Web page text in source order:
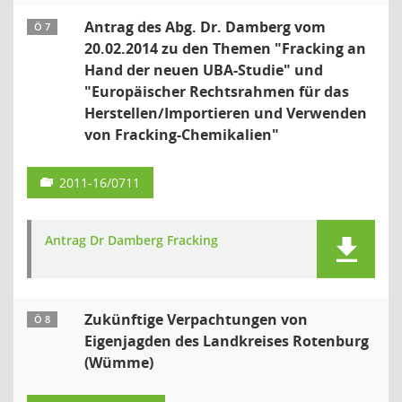
Ö 7
Antrag des Abg. Dr. Damberg vom
20.02.2014 zu den Themen "Fracking an
Hand der neuen UBA-Studie" und
"Europäischer Rechtsrahmen für das
Herstellen/Importieren und Verwenden
von Fracking-Chemikalien"
2011-16/0711
Antrag Dr Damberg Fracking
Ö 8
Zukünftige Verpachtungen von
Eigenjagden des Landkreises Rotenburg
(Wümme)